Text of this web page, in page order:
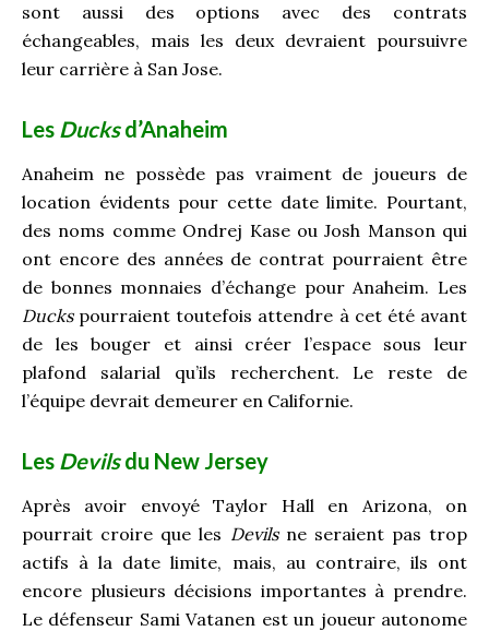
sont aussi des options avec des contrats
échangeables, mais les deux devraient poursuivre
leur carrière à San Jose.
Les Ducksd’Anaheim
Anaheim ne possède pas vraiment de joueurs de
location évidents pour cette date limite. Pourtant,
des noms comme Ondrej Kase ou Josh Manson qui
ont encore des années de contrat pourraient être
de bonnes monnaies d’échange pour Anaheim. Les
Duckspourraient toutefois attendre à cet été avant
de les bouger et ainsi créer l’espace sous leur
plafond salarial qu’ils recherchent. Le reste de
l’équipe devrait demeurer en Californie.
Les Devilsdu New Jersey
Après avoir envoyé Taylor Hall en Arizona, on
pourrait croire que les Devilsne seraient pas trop
actifs à la date limite, mais, au contraire, ils ont
encore plusieurs décisions importantes à prendre.
Le défenseur Sami Vatanen est un joueur autonome